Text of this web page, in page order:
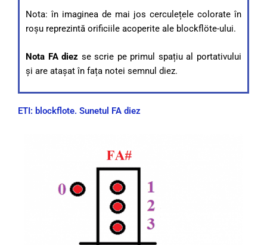
Nota: în imaginea de mai jos cerculețele colorate în
roșu reprezintă orificiile acoperite ale blockflöte-ului.
Nota FA diez se scrie pe primul spațiu al portativului
și are atașat în fața notei semnul diez.
ETI: blockflote. Sunetul FA diez